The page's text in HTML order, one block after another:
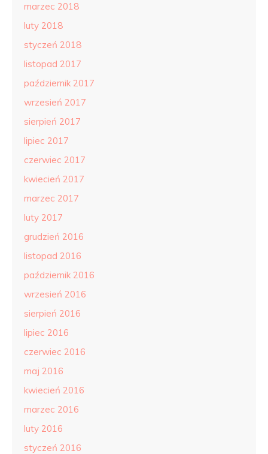
marzec 2018
luty 2018
styczeń 2018
listopad 2017
październik 2017
wrzesień 2017
sierpień 2017
lipiec 2017
czerwiec 2017
kwiecień 2017
marzec 2017
luty 2017
grudzień 2016
listopad 2016
październik 2016
wrzesień 2016
sierpień 2016
lipiec 2016
czerwiec 2016
maj 2016
kwiecień 2016
marzec 2016
luty 2016
styczeń 2016